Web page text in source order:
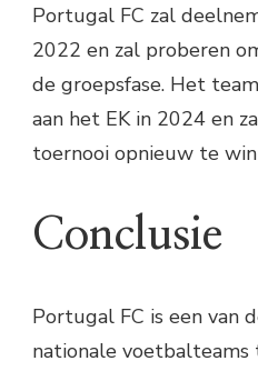
Portugal FC zal
2022 en zal proberen
de groepsfase. Het
aan het EK in 2024 en
toernooi opnieuw te
Conclusie
Portugal FC is een van
nationale